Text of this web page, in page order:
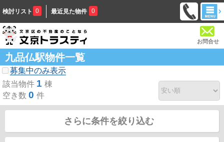
検討リスト 0 最近見た物件 0
お問合せ
九品仏駅物件一覧
募集中のみ表示
該当物件 1 棟
空き数 0 件
さらに条件を絞り込む